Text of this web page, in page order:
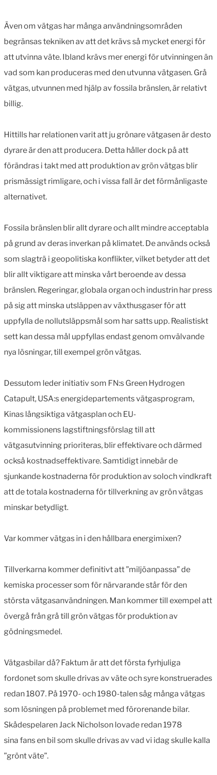
Även om vätgas har många användningsområden
begränsas tekniken av att det krävs så mycket energi för
att utvinna väte. Ibland krävs mer energi för utvinningen än
vad som kan produceras med den utvunna vätgasen. Grå
vätgas, utvunnen med hjälp av fossila bränslen, är relativt
billig.
Hittills har relationen varit att ju grönare vätgasen är desto
dyrare är den att producera. Detta håller dock på att
förändras i takt med att produktion av grön vätgas blir
prismässigt rimligare, och i vissa fall är det förmånligaste
alternativet.
Fossila bränslen blir allt dyrare och allt mindre acceptabla
på grund av deras inverkan på klimatet. De används också
som slagträ i geopolitiska konflikter, vilket betyder att det
blir allt viktigare att minska vårt beroende av dessa
bränslen. Regeringar, globala organ och industrin har press
på sig att minska utsläppen av växthusgaser för att
uppfylla de nollutsläppsmål som har satts upp. Realistiskt
sett kan dessa mål uppfyllas endast genom omvälvande
nya lösningar, till exempel grön vätgas.
Dessutom leder initiativ som FN:s Green Hydrogen
Catapult, USA:s energidepartements vätgasprogram,
Kinas långsiktiga vätgasplan och EU-
kommissionens lagstiftningsförslag till att
vätgasutvinning prioriteras, blir effektivare och därmed
också kostnadseffektivare. Samtidigt innebär de
sjunkande kostnaderna för produktion av soloch vindkraft
att de totala kostnaderna för tillverkning av grön vätgas
minskar betydligt.
Var kommer vätgas in i den hållbara energimixen?
Tillverkarna kommer definitivt att ”miljöanpassa” de
kemiska processer som för närvarande står för den
största vätgasanvändningen. Man kommer till exempel att
övergå från grå till grön vätgas för produktion av
gödningsmedel.
Vätgasbilar då? Faktum är att det första fyrhjuliga
fordonet som skulle drivas av väte och syre konstruerades
redan 1807. På 1970- och 1980-talen såg många vätgas
som lösningen på problemet med förorenande bilar.
Skådespelaren Jack Nicholson lovade redan 1978
sina fans en bil som skulle drivas av vad vi idag skulle kalla
”grönt väte”.